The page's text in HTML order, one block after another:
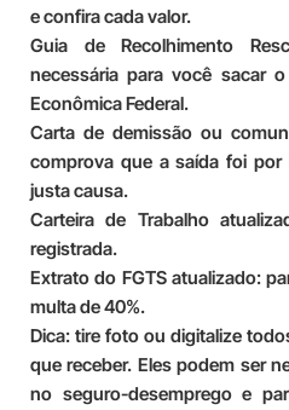
e confira cada valor.
Guia de Recolhimento
necessária para você sacar
Econômica Federal.
Carta de demissão ou
comprova que a saída foi por
justa causa.
Carteira de Trabalho
registrada.
Extrato do FGTS atualizado:
multa de 40%.
Dica: tire foto ou digitalize
que receber. Eles podem ser
no seguro-desemprego e